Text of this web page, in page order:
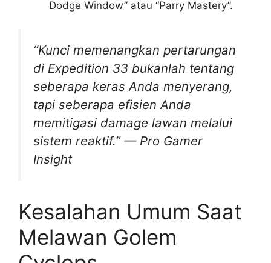
Dodge Window” atau “Parry Mastery”.
“Kunci memenangkan pertarungan
di Expedition 33 bukanlah tentang
seberapa keras Anda menyerang,
tapi seberapa efisien Anda
memitigasi damage lawan melalui
sistem reaktif.” — Pro Gamer
Insight
Kesalahan Umum Saat
Melawan Golem